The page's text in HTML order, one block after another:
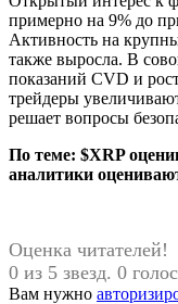
примерно на 9% до
Активность на
также выросла. В
показаний CVD и
трейдеры
решает вопросы
По теме: $XRP
аналитики
Оценка читателей!
0 из 5 звезд. 0
Вам нужно